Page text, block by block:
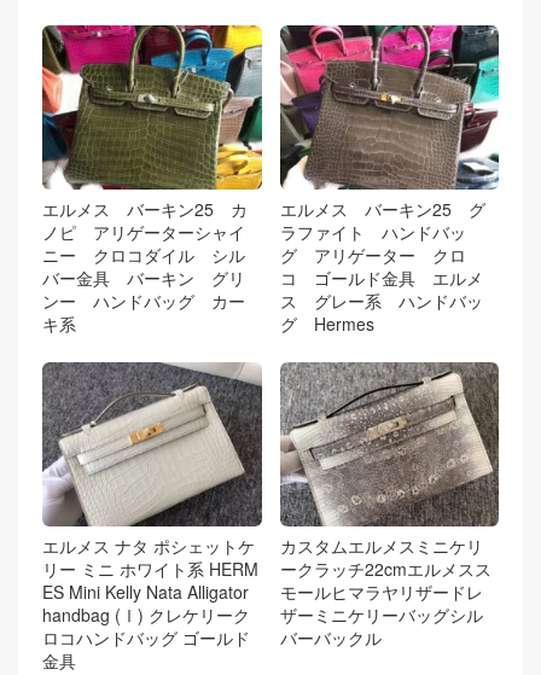
エルメス バーキン25 カ
ノピ アリゲーターシャイ
ニー クロコダイル シル
バー金具 バーキン グリ
ンー ハンドバッグ カー
キ系
エルメス バーキン25 グ
ラファイト ハンドバッ
グ アリゲーター クロ
コ ゴールド金具 エルメ
ス グレー系 ハンドバッ
グ Hermes
エルメス ナタ ポシェットケ
リー ミニ ホワイト系 HERM
ES Mini Kelly Nata Alligator
handbag (Ⅰ) クレケリーク
ロコハンドバッグ ゴールド
金具
カスタムエルメスミニケリ
ークラッチ22cmエルメスス
モールヒマラヤリザードレ
ザーミニケリーバッグシル
バーバックル